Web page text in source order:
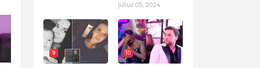
július 05, 2024
9 10